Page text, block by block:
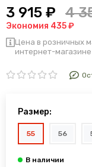
3 915 ₽ 4
Экономия 435 ₽
Цена в розничных
интернет-магазине
Размер:
55 56